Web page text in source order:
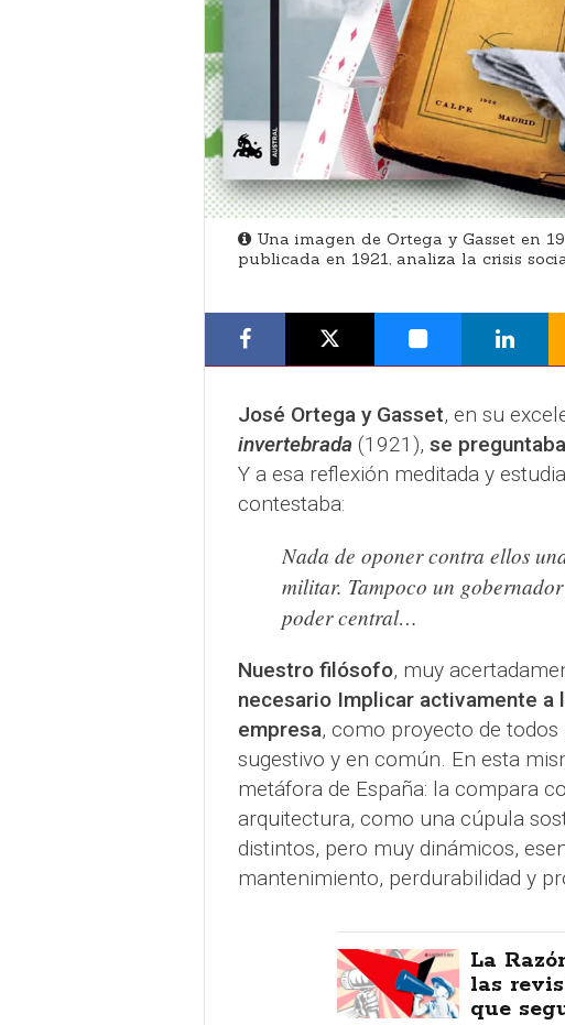
Una imagen de Ortega y Gasset en
publicada en 1921,​ analiza la crisis
José Ortega y Gasset, en su
invertebrada (1921), se
Y a esa reflexión meditada y
contestaba:
Nada de oponer contra ellos
militar. Tampoco un
poder central…
Nuestro filósofo, muy
necesario Implicar activamente a
empresa, como proyecto de
sugestivo y en común. En esta
metáfora de España: la compara
arquitectura, como una cúpula
distintos, pero muy dinámicos,
mantenimiento, perdurabilidad y
La
las
que